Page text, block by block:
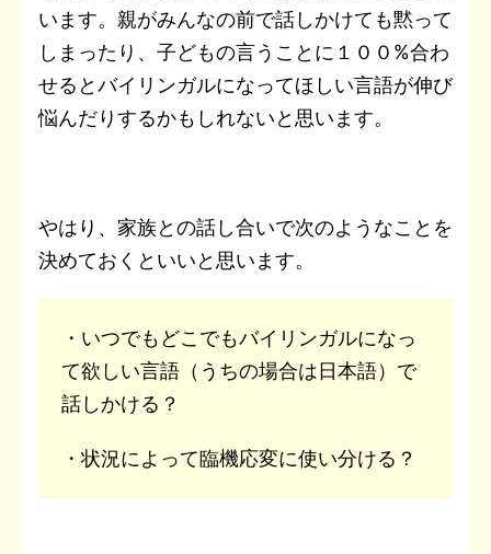
います。親がみんなの前で話しかけても黙って
しまったり、子どもの言うことに１００%合わ
せるとバイリンガルになってほしい言語が伸び
悩んだりするかもしれないと思います。
やはり、家族との話し合いで次のようなことを
決めておくといいと思います。
・ いつでもどこでもバイリンガルになっ
て欲しい言語（うちの場合は日本語）で
話しかける？
・状況によって臨機応変に使い分ける？